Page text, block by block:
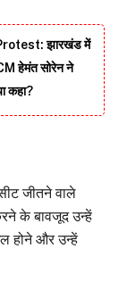
झारखंड में
हेमंत सोरेन ने
कहा?
जीतने वाले
के बावजूद उन्हें
होने और उन्हें